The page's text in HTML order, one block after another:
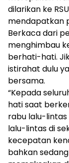
dilarikan ke
mendapatkan
Berkaca dari
menghimbau
berhati-hati.
istirahat dulu
bersama.
“Kepada
hati saat
rabu lalu-
lalu-lintas di
kecepatan
bahkan